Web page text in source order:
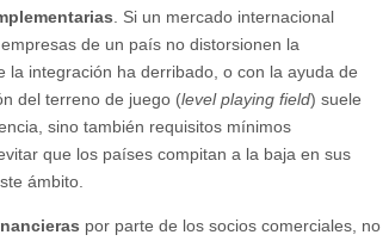
. Si un mercado internacional
de un país no distorsionen la
integración ha derribado, o con la ayuda de
del terreno de juego (level playing field) suele
sino también requisitos mínimos
que los países compitan a la baja en sus
ámbito.
por parte de los socios comerciales, no